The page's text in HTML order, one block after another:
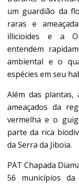
um guardião da
raras e
illicioides e a
entendem
ambiental e o
espécies em seu
Além das plantas,
ameaçados da
vermelha e o
parte da rica
da Serra da Jiboia.
PAT Chapada
56 municípios